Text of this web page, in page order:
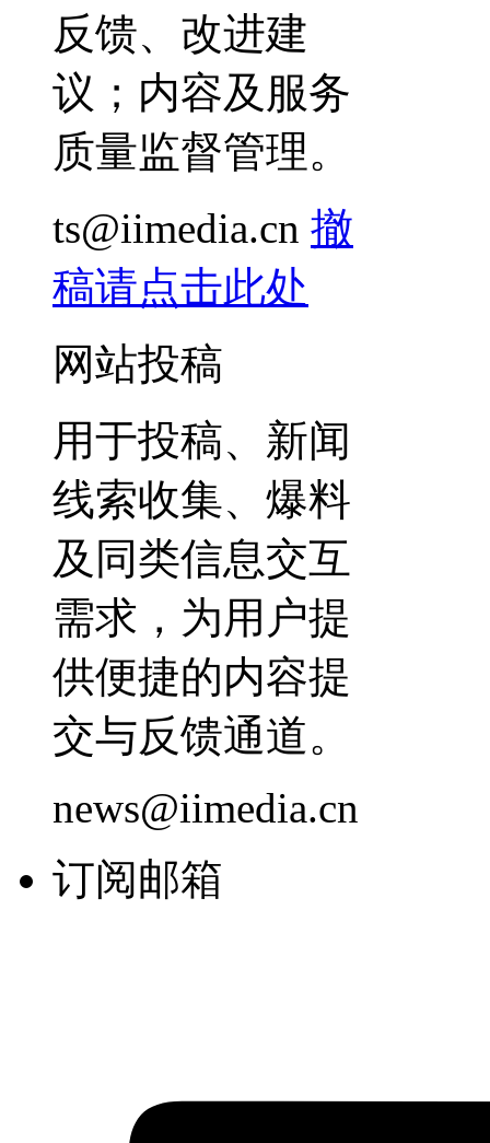
反馈、改进建
议；内容及服务
质量监督管理。
ts@iimedia.cn 撤
稿请点击此处
网站投稿
用于投稿、新闻
线索收集、爆料
及同类信息交互
需求，为用户提
供便捷的内容提
交与反馈通道。
news@iimedia.cn
订阅邮箱